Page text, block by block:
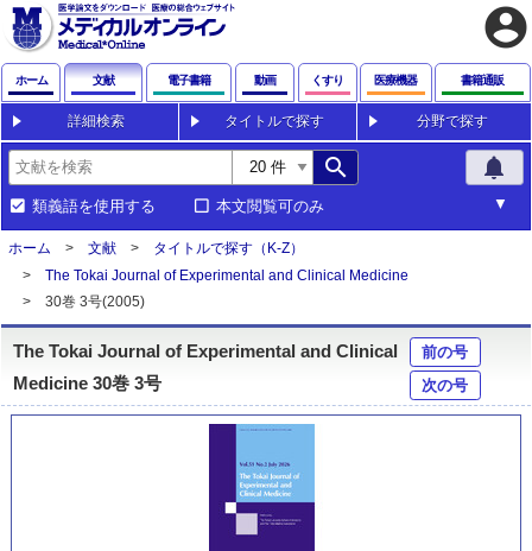
account_circle
ホーム 文献 電子書籍 動画 くすり 医療機器 書籍通販
詳細検索 タイトルで探す 分野で探す
search notifications
類義語を使用する 本文閲覧可のみ
ホーム 文献
タイトルで探す（K-Z）
The Tokai Journal of Experimental and Clinical Medicine
30巻 3号(2005)
The Tokai Journal of Experimental and Clinical
Medicine 30巻 3号
前の号
次の号